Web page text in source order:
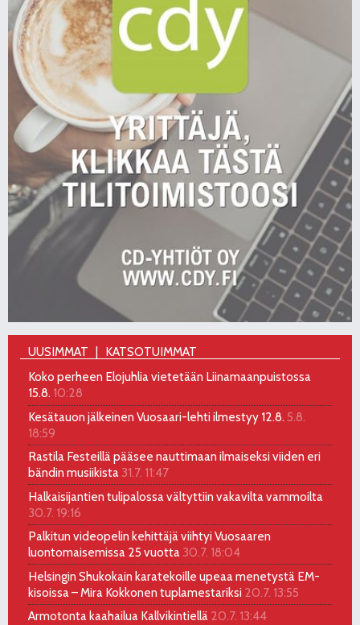
UUSIMMAT
KATSOTUIMMAT
Koko perheen Elojuhlia vietetään Liinamaanpuistossa
15.8. 10:28
Kesätauon jälkeinen Vuosaari-lehti ilmestyy 12.8. 5.8.
18:59
Rastila Festeillä pääsee nauttimaan ilmaiseksi viiden eri
bändin musiikista 31.7. 11:47
Halkaisijantien tulipalossa vältyttiin vakavilta vammoilta
30.7. 19:16
Palkitun videopelin kehittäjä viihtyi Vuosaaren
luontomaisemissa 25 vuotta 30.7. 18:04
Helsingin Shukokain karatekoille upeaa menetystä EM-
kisoissa – Mira Kokkonen tuplamestariksi 20.7. 13:55
Armotonta kaahailua Kallvikintiellä 20.7. 13:44